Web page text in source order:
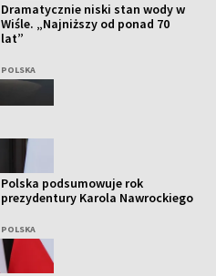
Dramatycznie niski stan wody w
Wiśle. „Najniższy od ponad 70
lat”
POLSKA
Polska podsumowuje rok
prezydentury Karola Nawrockiego
POLSKA